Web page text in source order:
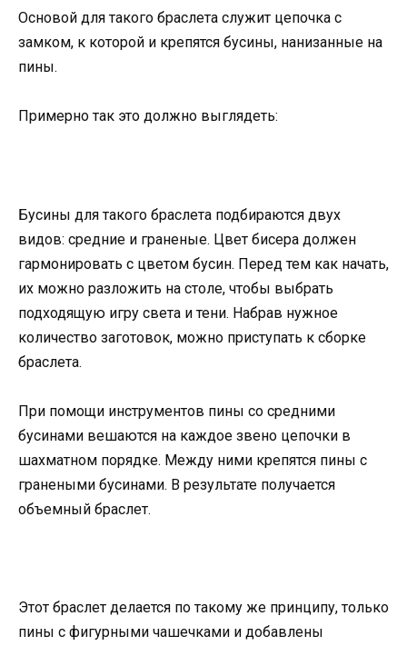
Основой для такого браслета служит цепочка с
замком, к которой и крепятся бусины, нанизанные на
пины.
Примерно так это должно выглядеть:
Бусины для такого браслета подбираются двух
видов: средние и граненые. Цвет бисера должен
гармонировать с цветом бусин. Перед тем как начать,
их можно разложить на столе, чтобы выбрать
подходящую игру света и тени. Набрав нужное
количество заготовок, можно приступать к сборке
браслета.
При помощи инструментов пины со средними
бусинами вешаются на каждое звено цепочки в
шахматном порядке. Между ними крепятся пины с
гранеными бусинами. В результате получается
объемный браслет.
Этот браслет делается по такому же принципу, только
пины с фигурными чашечками и добавлены